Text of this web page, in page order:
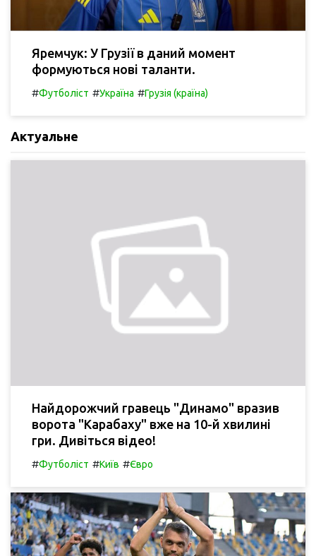
Яремчук: У Грузії в даний момент
формуються нові таланти.
#Футболіст #Україна #Грузія (країна)
Актуальне
Найдорожчий гравець "Динамо" вразив
ворота "Карабаху" вже на 10-й хвилині
гри. Дивіться відео!
#Футболіст #Київ #Євро